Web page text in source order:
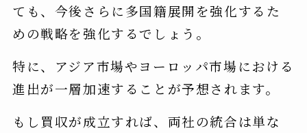
ても、今後さらに多国籍展開を強化するた
めの戦略を強化するでしょう。
特に、アジア市場やヨーロッパ市場における
進出が一層加速することが予想されます。
もし買収が成立すれば、両社の統合は単な